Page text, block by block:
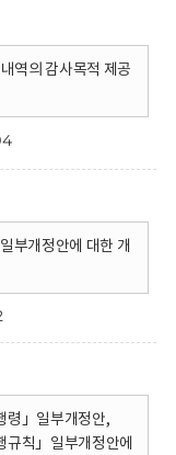
역의 감사목적 제공
부개정안에 대한 개
령」일부개정안,
규칙」일부개정안에